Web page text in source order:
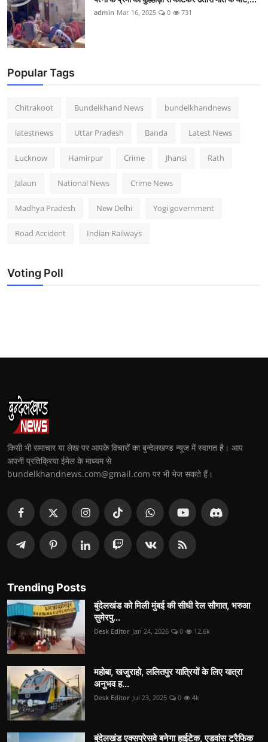
admin Mar 16, 2025 0 731
Popular Tags
Chitrakoot Bundelkhand News bundelkhandnews
latestnews Uttar Pradesh Banda Latest News
Lucknow Hamirpur Crime Jhansi Rath
Jalaun National News Crime News
Madhya Pradesh New Delhi Yogi government
Road Accident Indian Railways
Voting Poll
किसी भी समाचार या लेख पर आपके विचारों का बुन्देलखण्ड न्यूज में स्वागत है। आप
अपनी प्रतिक्रिया ईमेल के माध्यम से
bundelkhandnews.com@gmail.com पर भी भेज सकते हैं।
Trending Posts
बुंदेलखंड को मिली मुंबई की सीधी रेल सौगात, भरुआ
सुमेरपु...
Desk Editor Jan 24, 2026 0 12.6k
महोबा, खजुराहो, ललितपुर यात्रियों के लिए यात्रा
अनुभव ह...
Desk Editor Jul 23, 2025 0 4k
बुंदेलखंड एक्सप्रेसवे बनेगा हाईटेक, एडवांस ट्रैफिक